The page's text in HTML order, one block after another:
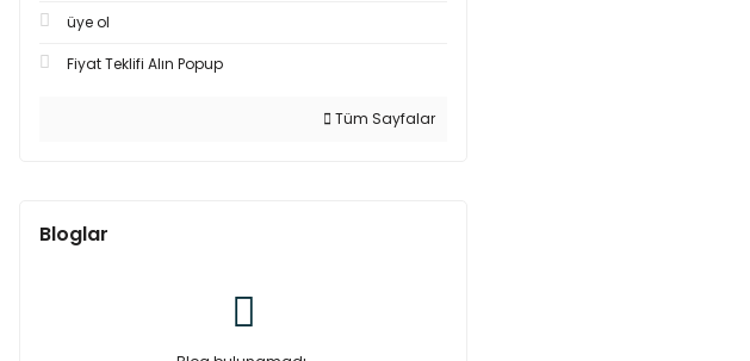
üye ol
Fiyat Teklifi Alın Popup
Tüm Sayfalar
Bloglar